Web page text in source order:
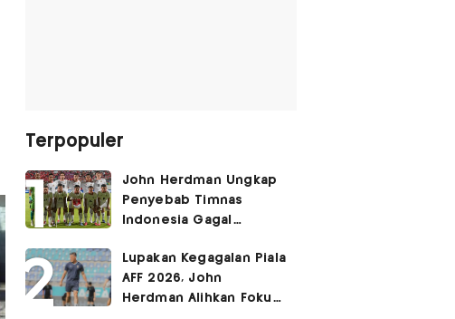
Terpopuler
John Herdman Ungkap
Penyebab Timnas
Indonesia Gagal
Piala AFF 2026
Lupakan Kegagalan Piala
AFF 2026, John
Herdman Alihkan Fokus